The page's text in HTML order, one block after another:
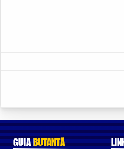
GUIABUTANTÃ